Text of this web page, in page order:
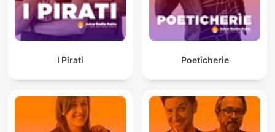
I Pirati Poeticherìe